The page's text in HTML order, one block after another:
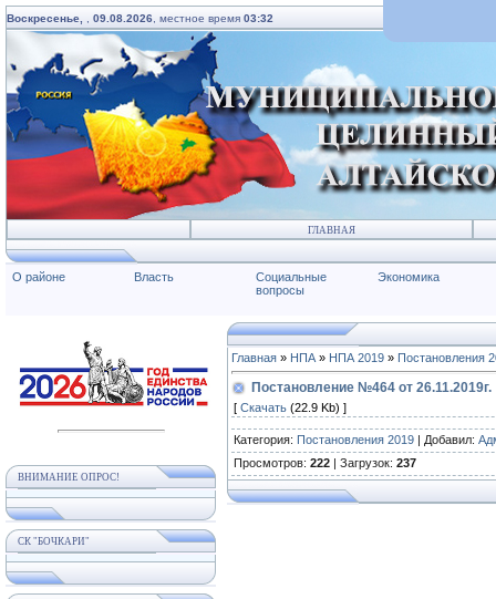
Воскресенье, 09.08.2026 , местное время 03:32
ГЛАВНАЯ
О районе Власть
Социальные
вопросы
Экономика
ВНИМАНИЕ ОПРОС!
СК "БОЧКАРИ"
Главная » НПА » НПА 2019 » Постановления
Постановление №464 от 26.11.2019г.
[ Скачать (22.9 Kb) ]
Категория: Постановления 2019 | Добавил:
Просмотров: 222 | Загрузок: 237